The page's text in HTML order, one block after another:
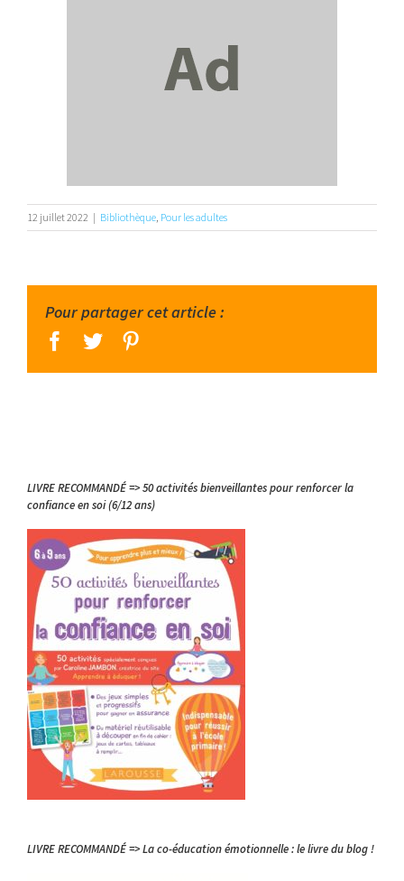
12 juillet 2022 | Bibliothèque, Pour les adultes
Pour partager cet article :
facebook
twitter
LIVRE RECOMMANDÉ => 50 activités bienveillantes pour renforcer la
confiance en soi (6/12 ans)
LIVRE RECOMMANDÉ => La co-éducation émotionnelle : le livre du blog !